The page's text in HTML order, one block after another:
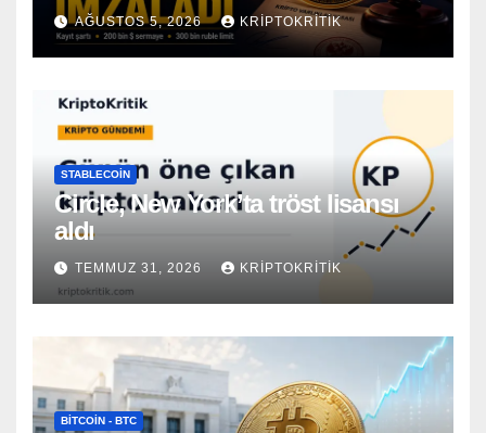
AĞUSTOS 5, 2026 KRIPTOKRITIK
STABLECOIN
Circle, New York’ta tröst lisansı
aldı
TEMMUZ 31, 2026 KRIPTOKRITIK
BITCOIN - BTC